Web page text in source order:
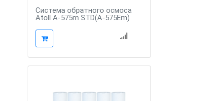
Система обратного осмоса
Atoll A-575m STD(A-575Em)